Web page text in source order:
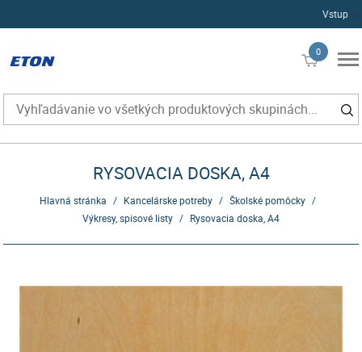
Vstup
0
€0
RYSOVACIA DOSKA, A4
Hlavná stránka / Kancelárske potreby / Školské pomôcky /
Výkresy, spisové listy / Rysovacia doska, A4